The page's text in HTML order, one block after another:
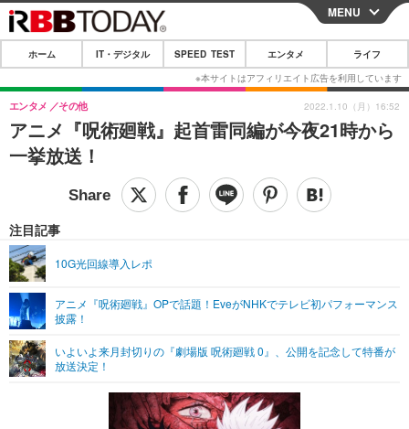
CLOSE
ホーム
IT・デジタル
IT・デジタルTOP スマートフォン
ショッピング その他
SPEED TEST
エンタメTOP 映画・ドラマ
グラビア
ショッピング その他
ライフTOP
リリース一覧
プッシュ通知の停止方法
MENU
ホーム IT・デジタル SPEED TEST エンタメ ライフ
アニメ『呪術廻戦』起首雷同編が今夜21時から
一挙放送！
エンタメ その他
注目記事
10G光回線導入レポ
アニメ『呪術廻戦』OPで話題！EveがNHKでテレビ初パフォーマンス
披露！
いよいよ来月封切りの『劇場版 呪術廻戦 0』、公開を記念して特番が
放送決定！
2022.1.10（月）16:52